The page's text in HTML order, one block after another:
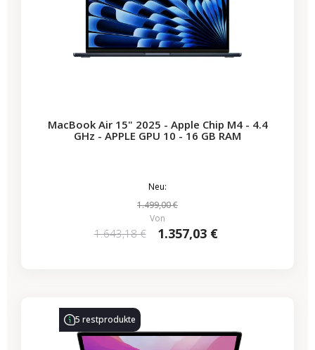
MacBook Air 15" 2025 - Apple Chip M4 - 4.4
GHz - APPLE GPU 10 - 16 GB RAM
Neu:
1.499,00 €
Von
1.643,18 € 1.357,03 €
5 restprodukte